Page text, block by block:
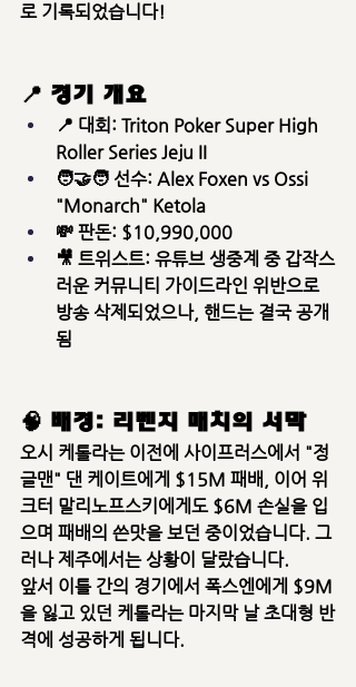
로 기록되었습니다!
📍 경기 개요
📍 대회: Triton Poker Super High
Roller Series Jeju II
🧑‍🤝‍🧑 선수: Alex Foxen vs Ossi
"Monarch" Ketola
💸 판돈: $10,990,000
🎥 트위스트: 유튜브 생중계 중 갑작스
러운 커뮤니티 가이드라인 위반으로
방송 삭제 되었으나, 핸드는 결국 공개
됨
🧠 배경: 리벤지 매치의 서막
오시 케톨라는 이전에 사이프러스에서 "정
글맨" 댄 케이트에게 $15M 패배 , 이어 위
크터 말리노프스키에게도 $6M 손실을 입
으며 패배의 쓴맛을 보던 중이었습니다. 그
러나 제주에서는 상황이 달랐습니다.
앞서 이틀 간의 경기에서 폭스엔에게 $9M
을 잃고 있던 케톨라는 마지막 날 초대형 반
격에 성공하게 됩니다.